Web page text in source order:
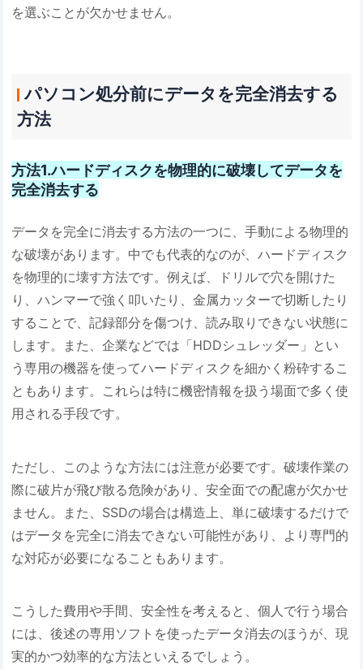
を選ぶことが欠かせません。
パソコン処分前にデータを完全消去する
方法
方法1.ハードディスクを物理的に破壊してデータを
完全消去する
データを完全に消去する方法の一つに、手動による物理的
な破壊があります。中でも代表的なのが、ハードディスク
を物理的に壊す方法です。例えば、ドリルで穴を開けた
り、ハンマーで強く叩いたり、金属カッターで切断したり
することで、記録部分を傷つけ、読み取りできない状態に
します。また、企業などでは「HDDシュレッダー」とい
う専用の機器を使ってハードディスクを細かく粉砕するこ
ともあります。これらは特に機密情報を扱う場面で多く使
用される手段です。
ただし、このような方法には注意が必要です。破壊作業の
際に破片が飛び散る危険があり、安全面での配慮が欠かせ
ません。また、SSDの場合は構造上、単に破壊するだけで
はデータを完全に消去できない可能性があり、より専門的
な対応が必要になることもあります。
こうした費用や手間、安全性を考えると、個人で行う場合
には、後述の専用ソフトを使ったデータ消去のほうが、現
実的かつ効率的な方法といえるでしょう。